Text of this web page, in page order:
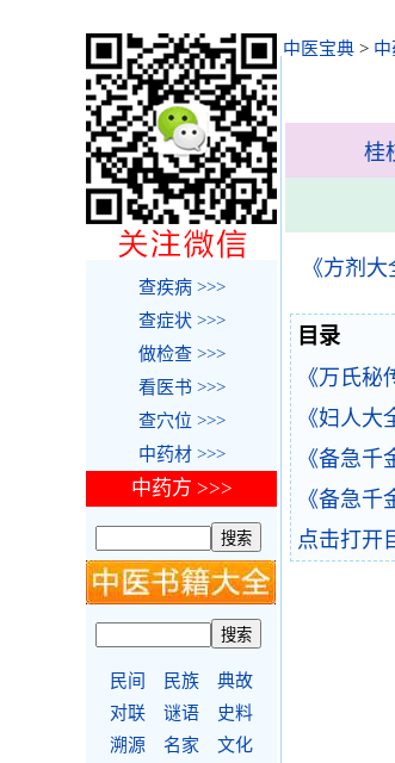
中医宝典 > 中
桂
《方剂
目录
《万氏
《妇人
《备急
《备急
点击打开
查疾病 >>>
查症状 >>>
做检查 >>>
看医书 >>>
查穴位 >>>
中药材 >>>
中药方 >>>
民间 民族
典故
对联
谜语
史料
溯源
名家
文化